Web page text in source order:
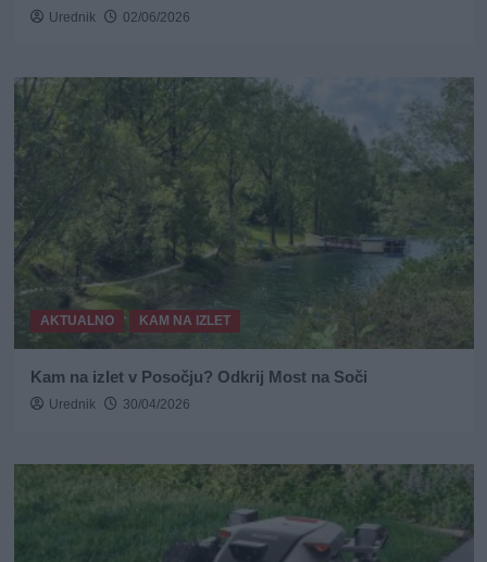
Urednik 02/06/2026
AKTUALNO KAM NA IZLET
Kam na izlet v Posočju? Odkrij Most na Soči
Urednik 30/04/2026